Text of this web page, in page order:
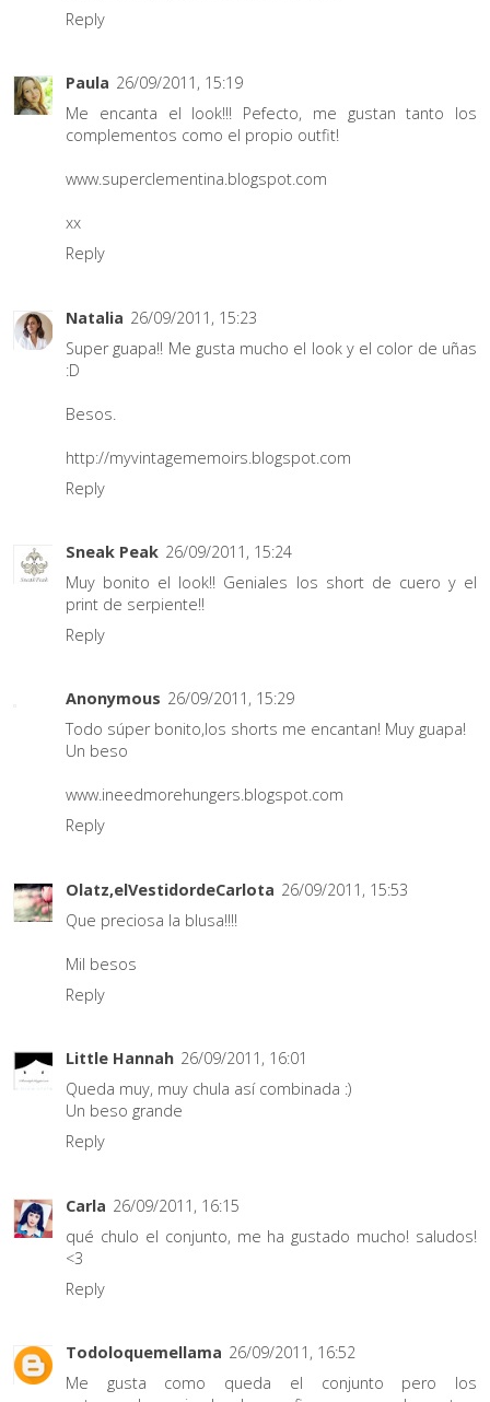
Reply
Paula 26/09/2011, 15:19
Me encanta el look!!! Pefecto, me gustan tanto los
complementos como el propio outfit!
www.superclementina.blogspot.com
xx
Reply
Natalia 26/09/2011, 15:23
Super guapa!! Me gusta mucho el look y el color de uñas
:D
Besos.
http://myvintagememoirs.blogspot.com
Reply
Sneak Peak 26/09/2011, 15:24
Muy bonito el look!! Geniales los short de cuero y el
print de serpiente!!
Reply
Anonymous 26/09/2011, 15:29
Todo súper bonito,los shorts me encantan! Muy guapa!
Un beso
www.ineedmorehungers.blogspot.com
Reply
Olatz,elVestidordeCarlota 26/09/2011, 15:53
Que preciosa la blusa!!!!
Mil besos
Reply
Little Hannah 26/09/2011, 16:01
Queda muy, muy chula así combinada :)
Un beso grande
Reply
Carla 26/09/2011, 16:15
qué chulo el conjunto, me ha gustado mucho! saludos!
<3
Reply
Todoloquemellama 26/09/2011, 16:52
Me gusta como queda el conjunto pero los